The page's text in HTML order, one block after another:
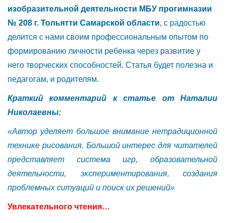
изобразительной деятельности МБУ прогимназии
№ 208 г. Тольятти Самарской области, с радостью
делится с нами своим профессиональным опытом по
формированию личности ребенка через развитие у
него творческих способностей. Статья будет полезна и
педагогам, и родителям.
Краткий комментарий к статье от Наталии
Николаевны:
«Автор уделяет большое внимание нетрадиционной
технике рисования. Большой интерес для читателей
представляет система игр, образовательной
деятельности, экспериментирования, создания
проблемных ситуаций и поиск их решений»
Увлекательного чтения…